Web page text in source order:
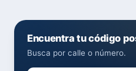
Encuentra tu código
Busca por calle o número.